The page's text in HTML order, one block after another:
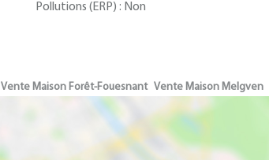
Pollutions (ERP) : Non
Vente Maison Forêt-Fouesnant Vente Maison Melgven